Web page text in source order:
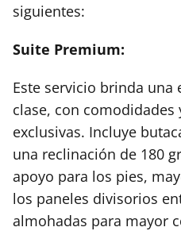
siguientes:
Suite Premium:
Este servicio brinda una
clase, con comodidades
exclusivas. Incluye
una reclinación de 180
apoyo para los pies,
los paneles divisorios
almohadas para mayor